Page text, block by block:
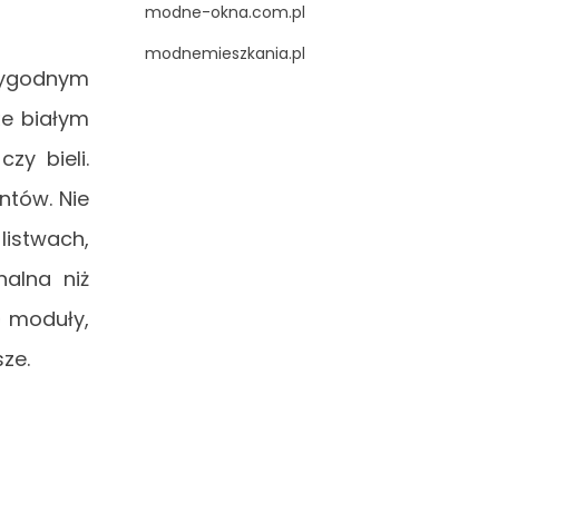
białym
bieli.
Nie
niż
modne-okna.com.pl
modnemieszkania.pl